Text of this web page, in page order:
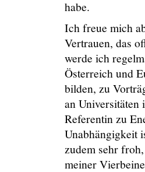
habe.
Ich freue mich
Vertrauen, das
werde ich
Österreich und
bilden, zu
an
Referentin zu
Unabhängigkeit
zudem sehr
meiner